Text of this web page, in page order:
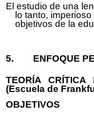
El estudio de una
lo tanto,
objetivos de la
5. ENFOQUE
TEORÍA
(Escuela de
OBJETIVOS